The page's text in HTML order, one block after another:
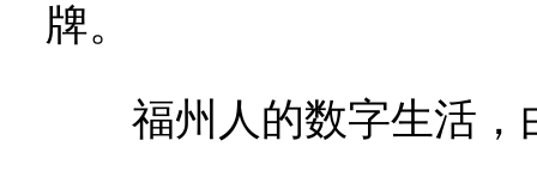
牌。
福州人的数字生活